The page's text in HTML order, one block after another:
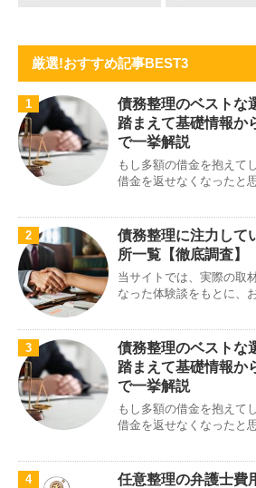
厳選!おすすめ記事BEST3
1
債務整理のベストな
踏まえて基礎情報か
で一挙解説
もし多額の借金を抱えて
借金を返せなくなったと
2
債務整理に注力して
所一覧【徹底調査】
当サイトでは、実際の取
なった体験談をもとに、
3
債務整理のベストな
踏まえて基礎情報か
で一挙解説
もし多額の借金を抱えて
借金を返せなくなったと
4
任意整理の弁護士費